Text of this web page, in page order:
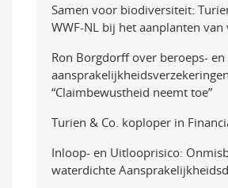
Samen voor biodiversiteit:
WWF-NL bij het aanplanten van
Ron Borgdorff over beroeps- en
“Claimbewustheid neemt toe”
Turien & Co. koploper in
Inloop- en Uitlooprisico:
waterdichte